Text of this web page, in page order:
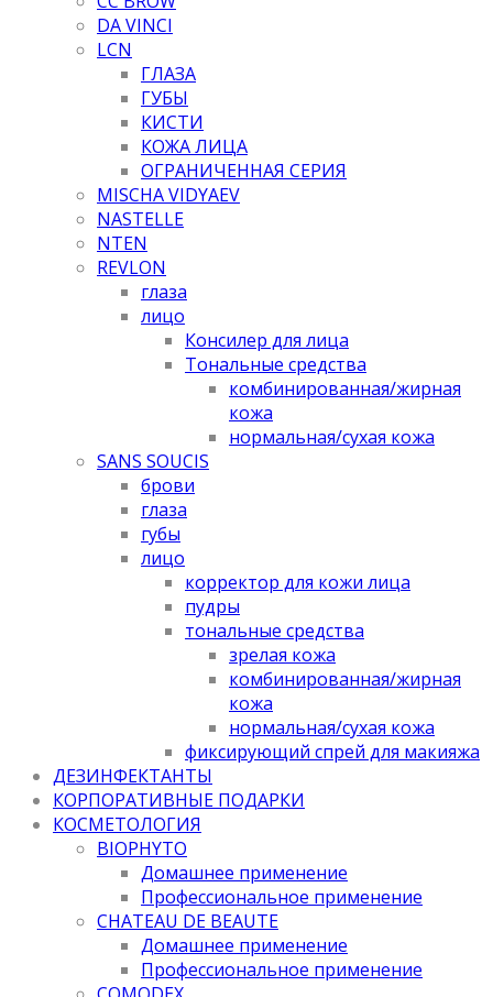
DA VINCI
LCN
ГЛАЗА
ГУБЫ
КИСТИ
КОЖА ЛИЦА
ОГРАНИЧЕННАЯ СЕРИЯ
MISCHA VIDYAEV
NASTELLE
NTEN
REVLON
глаза
лицо
Консилер для лица
Тональные средства
комбинированная/жирная
кожа
нормальная/cухая кожа
SANS SOUCIS
брови
глаза
губы
лицо
корректор для кожи лица
пудры
тональные средства
зрелая кожа
комбинированная/жирная
кожа
нормальная/cухая кожа
фиксирующий спрей для макияжа
ДЕЗИНФЕКТАНТЫ
КОРПОРАТИВНЫЕ ПОДАРКИ
КОСМЕТОЛОГИЯ
BIOPHYTO
Домашнее применение
Профессиональное применение
CHATEAU DE BEAUTE
Домашнее применение
Профессиональное применение